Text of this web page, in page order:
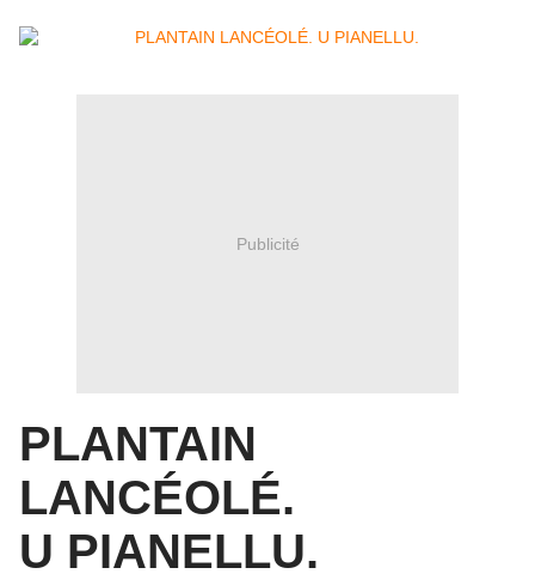
Publicité
PLANTAIN
LANCÉOLÉ.
U PIANELLU.